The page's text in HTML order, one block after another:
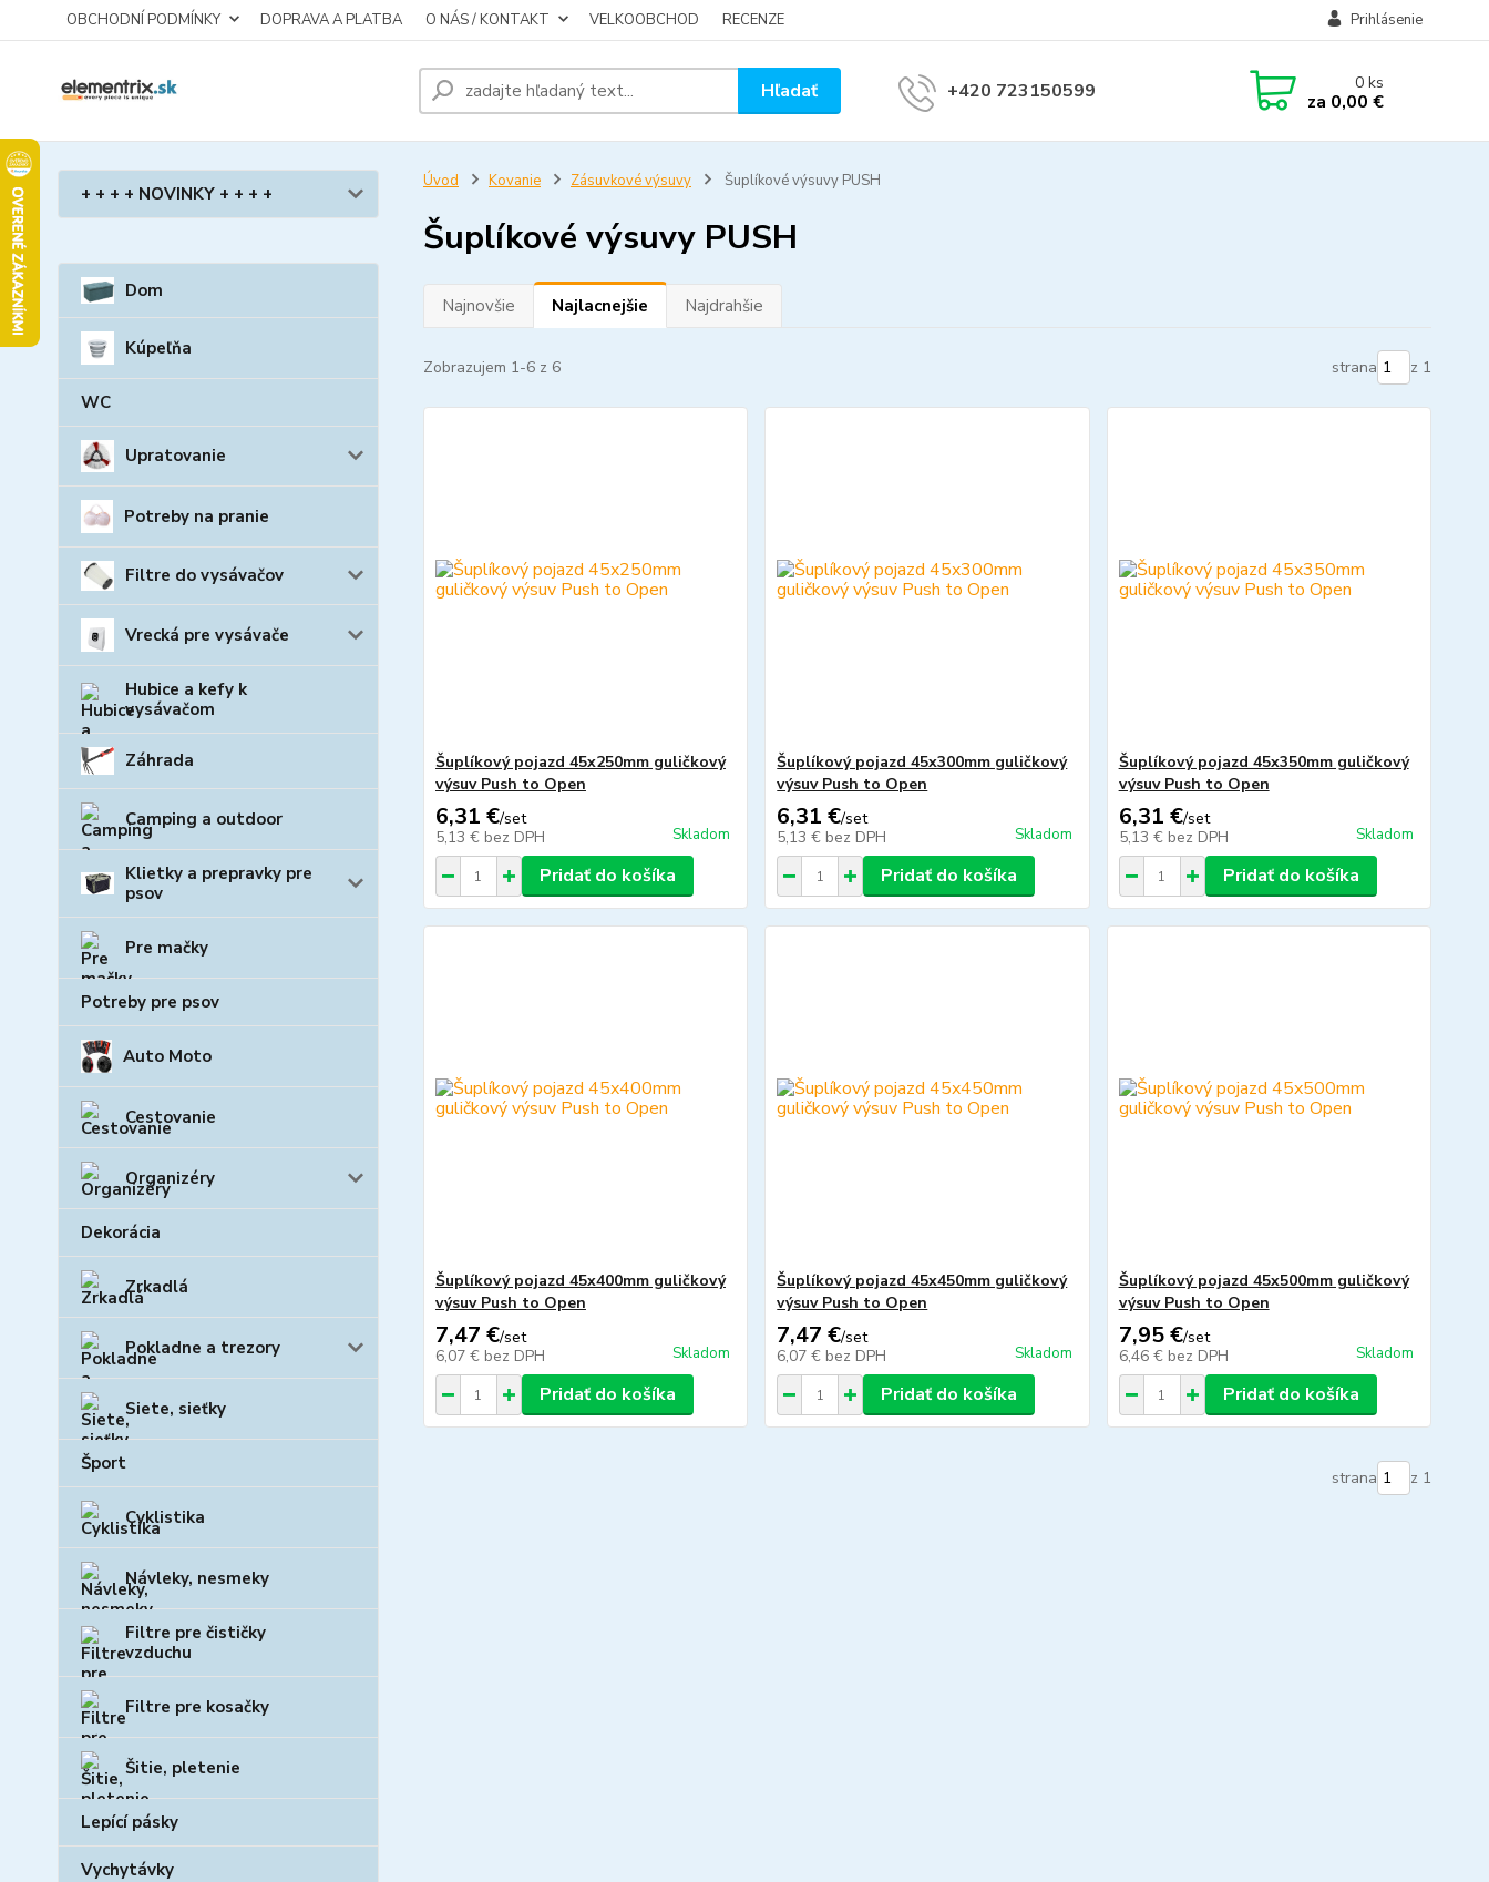
OBCHODNÍ PODMÍNKY DOPRAVA A PLATBA O NÁS / KONTAKT VELKOOBCHOD RECENZE Prihlásenie
Hľadať +420 723150599 0ks
za 0,00 €
+ + + + NOVINKY + + + +
Dom
Kúpeľňa
WC
Upratovanie
Potreby na pranie
Filtre do vysávačov
Vrecká pre vysávače
Hubice a kefy k
vysávačom
Záhrada
Camping a outdoor
Klietky a prepravky pre
psov
Pre mačky
Potreby pre psov
Auto Moto
Cestovanie
Organizéry
Dekorácia
Zrkadlá
Pokladne a trezory
Siete, sieťky
Šport
Cyklistika
Návleky, nesmeky
Filtre pre čističky
vzduchu
Filtre pre kosačky
Šitie, pletenie
Lepící pásky
Vychytávky
Úvod Kovanie Zásuvkové výsuvy Šuplíkové výsuvy PUSH
Šuplíkové výsuvy PUSH
Najnovšie Najlacnejšie Najdrahšie
Zobrazujem 1-6 z 6 strana z 1
Šuplíkový pojazd 45x250mm guličkový
výsuv Push to Open
6,31 €/set
5,13 € bez DPH Skladom
Pridať do košíka
Šuplíkový pojazd 45x300mm guličkový
výsuv Push to Open
6,31 €/set
5,13 € bez DPH Skladom
Pridať do košíka
Šuplíkový pojazd 45x350mm guličkový
výsuv Push to Open
6,31 €/set
5,13 € bez DPH Skladom
Pridať do košíka
Šuplíkový pojazd 45x400mm guličkový
výsuv Push to Open
7,47 €/set
6,07 € bez DPH Skladom
Pridať do košíka
Šuplíkový pojazd 45x450mm guličkový
výsuv Push to Open
7,47 €/set
6,07 € bez DPH Skladom
Pridať do košíka
Šuplíkový pojazd 45x500mm guličkový
výsuv Push to Open
7,95 €/set
6,46 € bez DPH Skladom
Pridať do košíka
strana z 1